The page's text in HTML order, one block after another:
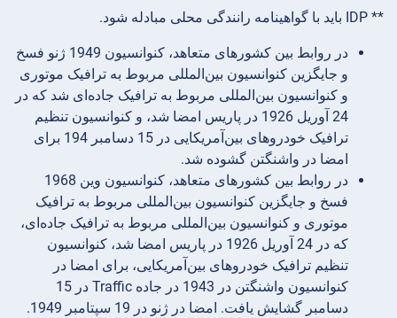
** IDP باید با گواهینامه رانندگی محلی مبادله شود.
در روابط بین کشورهای متعاهد، کنوانسیون 1949 ژنو فسخ
و جایگزین کنوانسیون بین‌المللی مربوط به ترافیک موتوری
و کنوانسیون بین‌المللی مربوط به ترافیک جاده‌ای شد که در
24 آوریل 1926 در پاریس امضا شد، و کنوانسیون تنظیم
ترافیک خودروهای بین‌آمریکایی در 15 دسامبر 194 برای
امضا در واشنگتن گشوده شد.
در روابط بین کشورهای متعاهد، کنوانسیون وین 1968
فسخ و جایگزین کنوانسیون بین‌المللی مربوط به ترافیک
موتوری و کنوانسیون بین‌المللی مربوط به ترافیک جاده‌ای،
که در 24 آوریل 1926 در پاریس امضا شد، کنوانسیون
تنظیم ترافیک خودروهای بین‌آمریکایی، برای امضا در
کنوانسیون واشنگتن در 1943 در جاده Traffic در 15
دسامبر گشایش یافت. امضا در ژنو در 19 سپتامبر 1949.